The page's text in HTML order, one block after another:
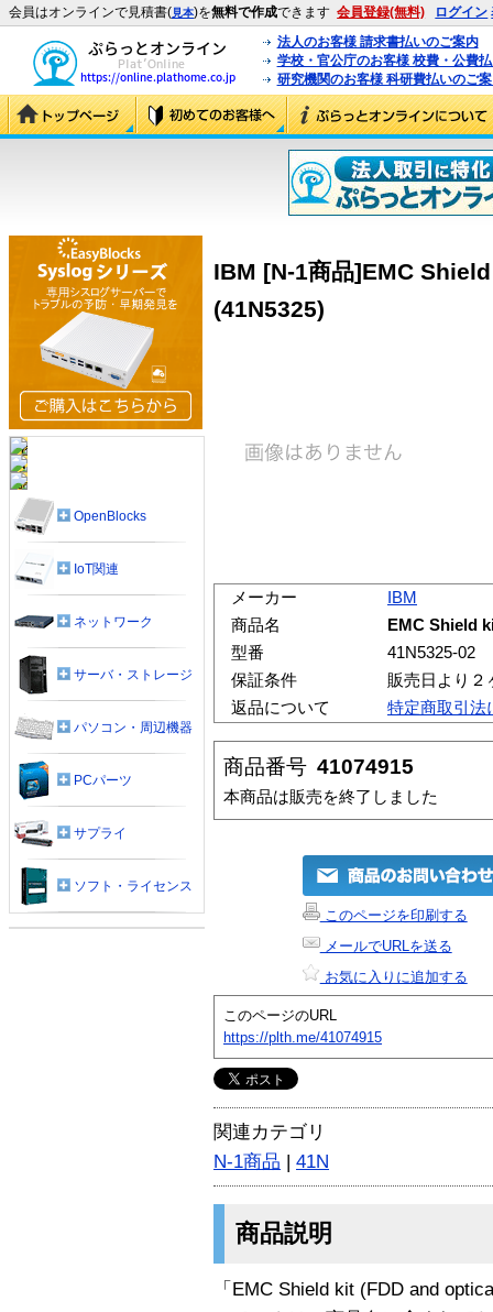
会員はオンラインで見積書(見本)を無料で作成できます 会員登録(無料) ログイン
法人のお客様 請求書払いのご案内
学校・官公庁のお客様 校費・公費
研究機関のお客様 科研費払いのご
IBM [N-1商品]EMC
(41N5325)
メーカー
IBM
商品名
EMC Shield
型番
41N5325-02
保証条件
販売日より２
返品について
特定商取引法
商品番号 41074915
本商品は販売を終了しました
このページを印刷する
メールでURLを送る
お気に入りに追加する
このページのURL
https://plth.me/41074915
関連カテゴリ
N-1商品 | 41N
商品説明
「EMC Shield kit (FDD and
OpenBlocks
IoT関連
ネットワーク
サーバ・ストレージ
パソコン・周辺機器
PCパーツ
サプライ
ソフト・ライセンス